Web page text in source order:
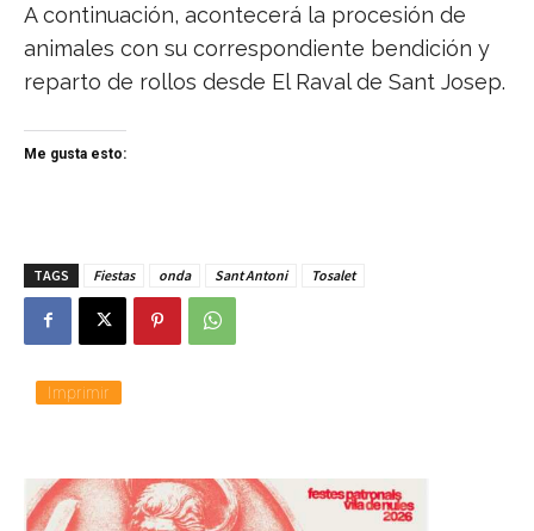
A continuación, acontecerá la procesión de
animales con su correspondiente bendición y
reparto de rollos desde El Raval de Sant Josep.
Me gusta esto:
TAGS Fiestas onda Sant Antoni Tosalet
Imprimir